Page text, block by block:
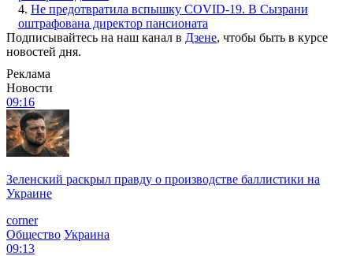
4. Не предотвратила вспышку COVID-19. В Сызрани
оштрафована директор пансионата
Подписывайтесь на наш канал в Дзене, чтобы быть в курсе
новостей дня.
Реклама
Новости
09:16
Зеленский раскрыл правду о производстве баллистики на
Украине
corner
Общество Украина
09:13